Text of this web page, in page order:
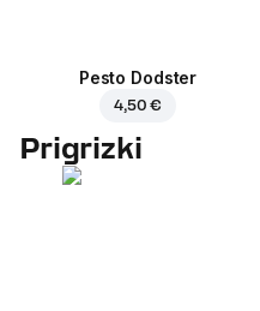
Pesto Dodster
4,50 €
Prigrizki